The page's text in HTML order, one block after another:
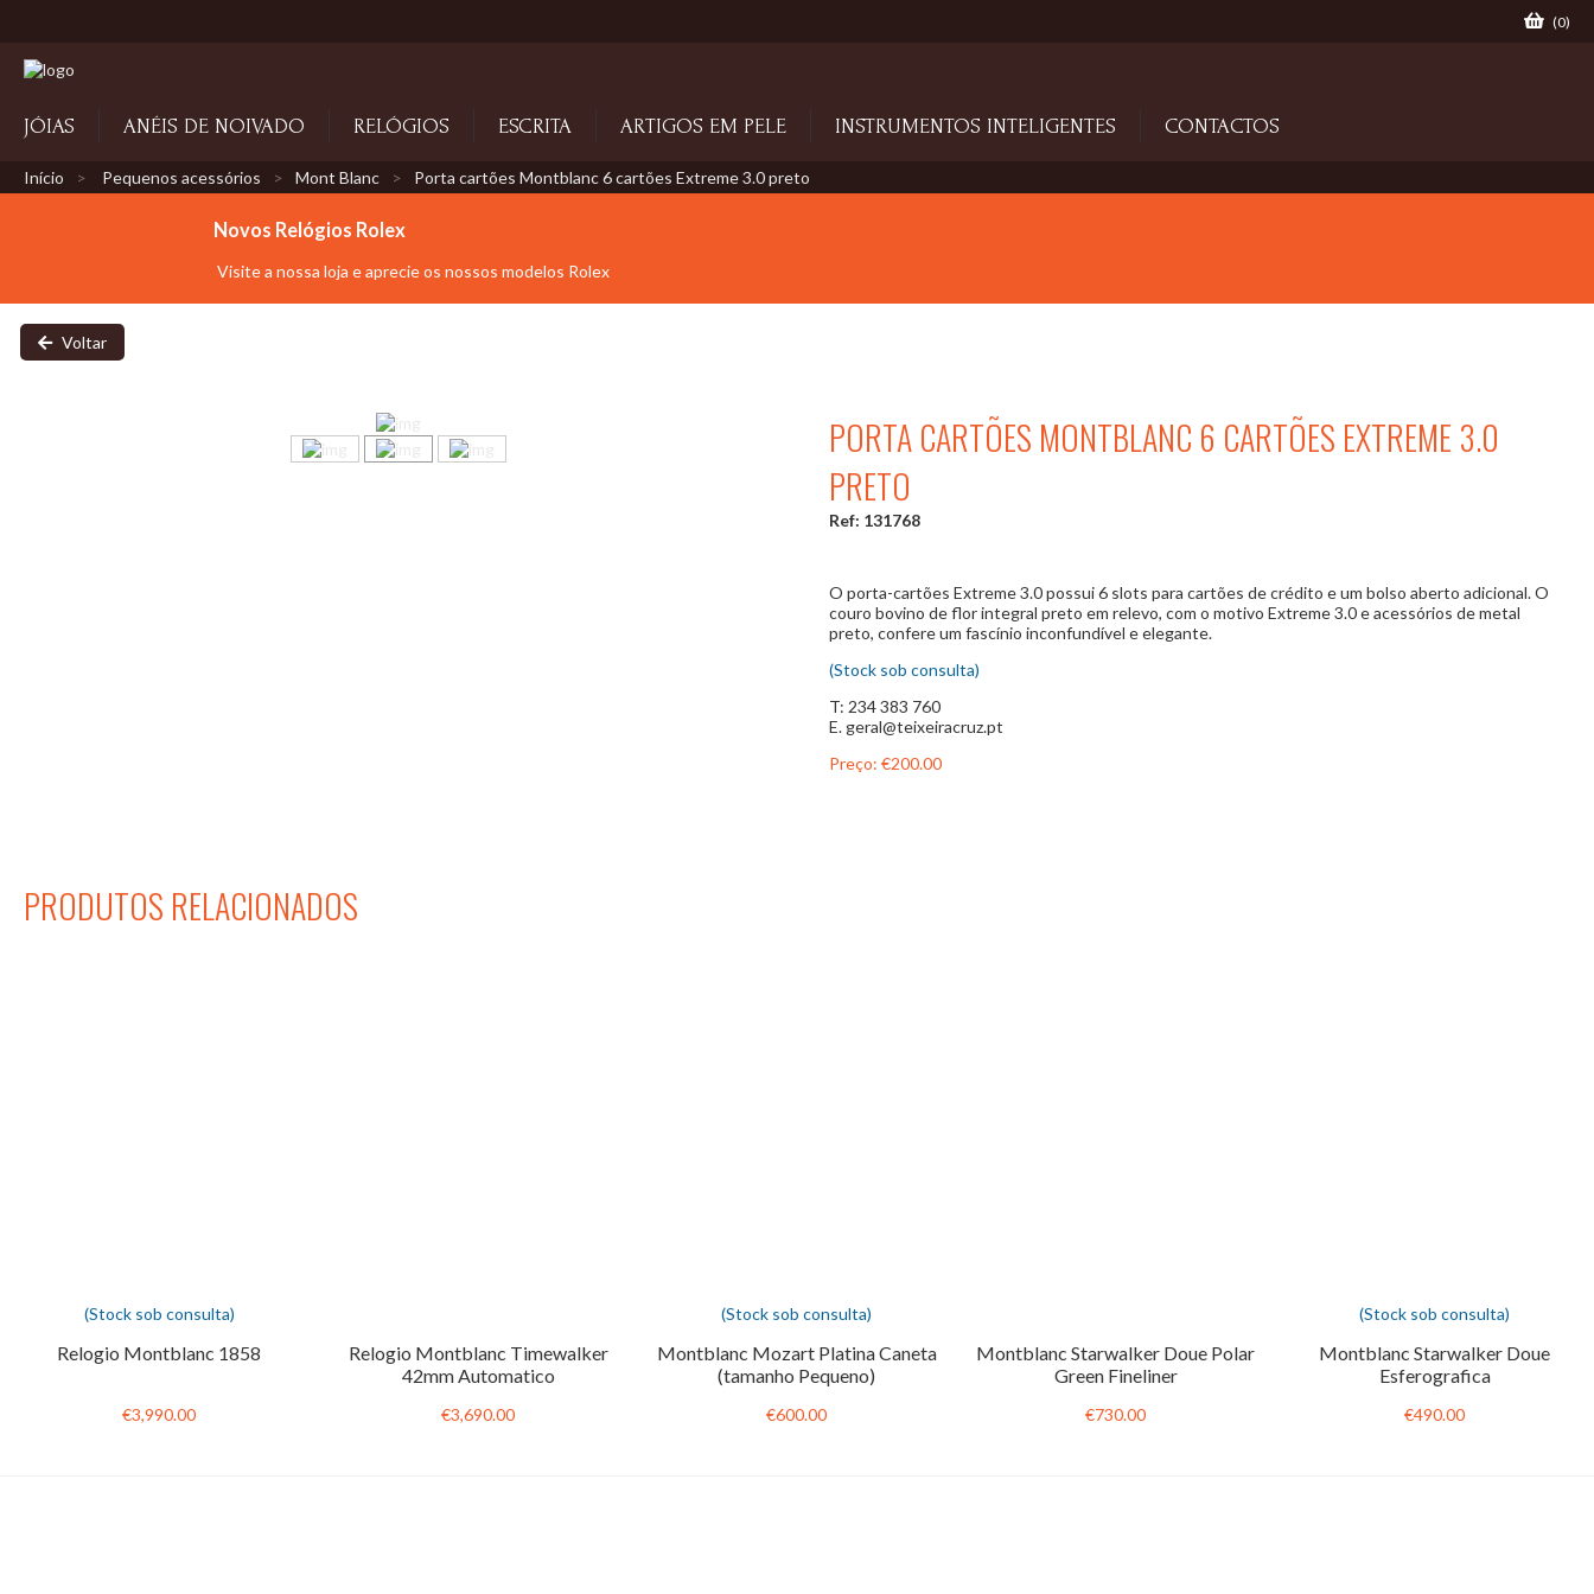
(0)
JÓIAS ANÉIS DE NOIVADO RELÓGIOS ESCRITA ARTIGOS EM PELE INSTRUMENTOS INTELIGENTES CONTACTOS
Início Pequenos acessórios Mont Blanc Porta cartões Montblanc 6 cartões Extreme 3.0 preto
Novos Relógios Rolex
Visite a nossa loja e aprecie os nossos modelos Rolex
Voltar
PORTA CARTÕES MONTBLANC 6 CARTÕES EXTREME 3.0
PRETO
Ref: 131768
O porta-cartões Extreme 3.0 possui 6 slots para cartões de crédito e um bolso aberto adicional. O
couro bovino de flor integral preto em relevo, com o motivo Extreme 3.0 e acessórios de metal
preto, confere um fascínio inconfundível e elegante.
(Stock sob consulta)
T: 234 383 760
E. geral@teixeiracruz.pt
Preço: €200.00
PRODUTOS RELACIONADOS
(Stock sob consulta)
Relogio Montblanc 1858
€3,990.00
Relogio Montblanc Timewalker
42mm Automatico
€3,690.00
(Stock sob consulta)
Montblanc Mozart Platina Caneta
(tamanho Pequeno)
€600.00
Montblanc Starwalker Doue Polar
Green Fineliner
€730.00
(Stock sob consulta)
Montblanc Starwalker Doue
Esferografica
€490.00